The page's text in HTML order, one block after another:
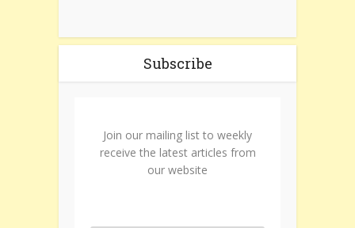
Subscribe
Join our mailing list to weekly
receive the latest articles from
our website